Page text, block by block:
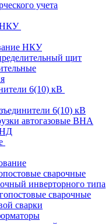
учета
НКУ
НКУ
щит
6(10) кВ
6(10) кВ
автогазовые ВНА
сварочные
инверторного типа
сварочные
сварки